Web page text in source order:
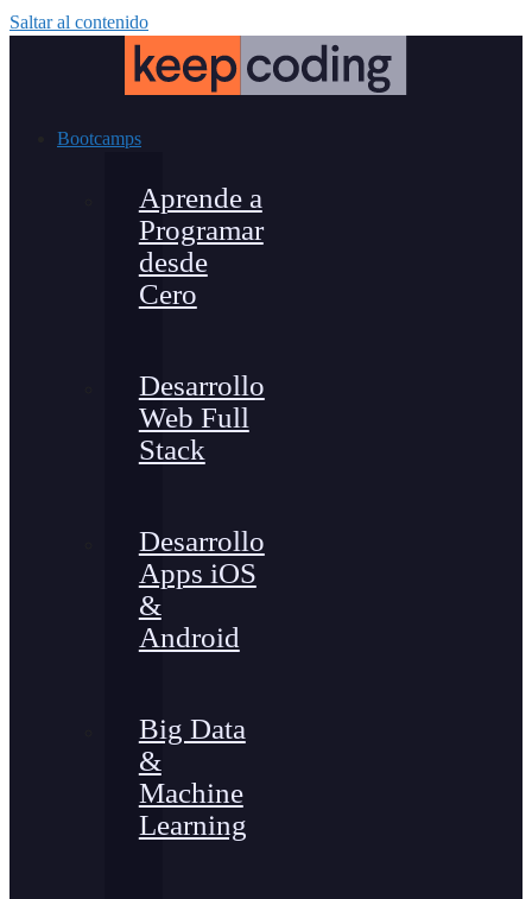
Saltar al contenido
Bootcamps
Aprende a
Programar
desde
Cero
Desarrollo
Web Full
Stack
Desarrollo
Apps iOS
&
Android
Big Data
&
Machine
Learning